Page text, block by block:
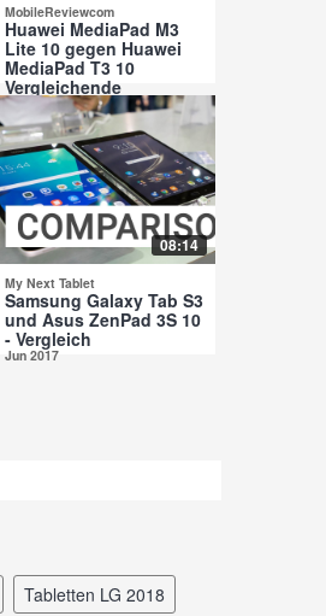
MobileReviewcom
Huawei MediaPad M3
Lite 10 gegen Huawei
MediaPad T3 10
Vergleichende
Überprüfung
Jul 2017
08:14
My Next Tablet
Samsung Galaxy Tab S3
und Asus ZenPad 3S 10
- Vergleich
Jun 2017
tabletten LG 2018